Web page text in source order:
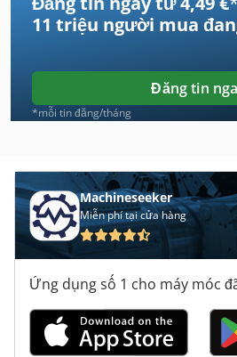
Haffner
Hammel
Hirzt
Hombak
Jansen
Laimet
Mafell
11 triệu người mua
Đăng tin
*mỗi tin đăng/tháng
Machineseeker
Miễn phí tại cửa hàng
Ứng dụng số 1 cho máy móc